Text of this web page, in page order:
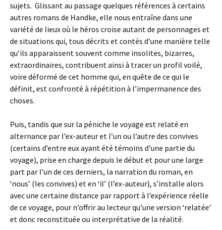
sujets. Glissant au passage quelques références à certains
autres romans de Handke, elle nous entraîne dans une
variété de lieux où le héros croise autant de personnages et
de situations qui, tous décrits et contés d’une manière telle
qu’ils apparaissent souvent comme insolites, bizarres,
extraordinaires, contribuent ainsi à tracer un profil voilé,
voire déformé de cet homme qui, en quête de ce qui le
définit, est confronté à répétition à l’impermanence des
choses.
Puis, tandis que sur la péniche le voyage est relaté en
alternance par l’ex-auteur et l’un ou l’autre des convives
(certains d’entre eux ayant été témoins d’une partie du
voyage), prise en charge depuis le début et pour une large
part par l’un de ces derniers, la narration du roman, en
‘nous’ (les convives) et en ‘il’ (l’ex-auteur), s’installe alors
avec une certaine distance par rapport à l’expérience réelle
de ce voyage, pour n’offrir au lecteur qu’une version ‘relatée’
et donc reconstituée ou interprétative de la réalité.